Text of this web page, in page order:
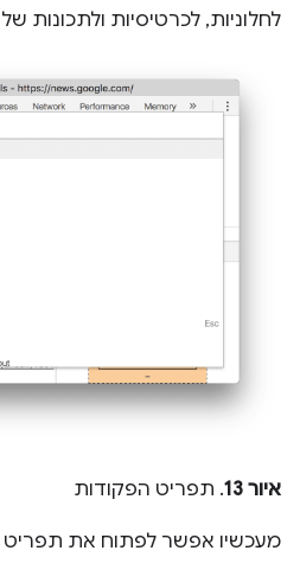
לחלוניות, לכרטיסיות ולתכונות
איור 13 . תפריט הפקודות
מעכשיו אפשר לפתוח את